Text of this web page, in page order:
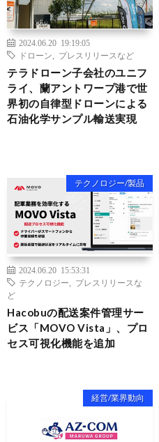
2024.06.20 19:19:05
ドローン
プレスリリースなど
テラドローン子会社のユニフ
ライ、蘭アントワープ港で世
界初の自律型ドローンによる
石油化学サンプル輸送実現
テクノロジー/製品
2024.06.20 15:53:31
テクノロジー
プレスリリースな
ど
Hacobuの配送案件管理サー
ビス「MOVO Vista」、プロ
セス可視化機能を追加
経営/業界動向